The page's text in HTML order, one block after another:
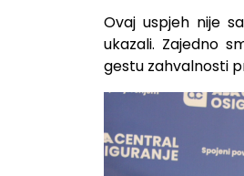
Ovaj uspjeh nije
ukazali. Zajedno
gestu zahvalnosti